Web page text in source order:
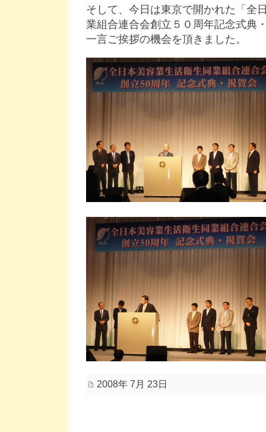
そして、今日は東京で開かれた「全
業組合連合会創立５０周年記念式典
一言ご挨拶の機会を頂きました。
2008年 7月 23日